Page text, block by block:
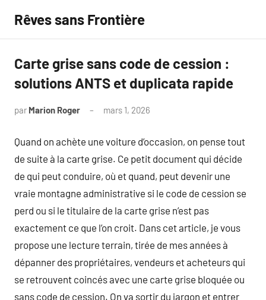
contenu
Rêves sans Frontière
Carte grise sans code de cession :
solutions ANTS et duplicata rapide
par Marion Roger mars 1, 2026
Quand on achète une voiture d’occasion, on pense tout
de suite à la carte grise. Ce petit document qui décide
de qui peut conduire, où et quand, peut devenir une
vraie montagne administrative si le code de cession se
perd ou si le titulaire de la carte grise n’est pas
exactement ce que l’on croit. Dans cet article, je vous
propose une lecture terrain, tirée de mes années à
dépanner des propriétaires, vendeurs et acheteurs qui
se retrouvent coincés avec une carte grise bloquée ou
sans code de cession. On va sortir du jargon et entrer